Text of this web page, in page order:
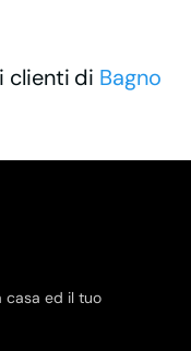
clienti di Bagno
casa ed il tuo